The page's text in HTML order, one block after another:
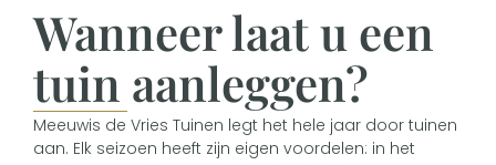
Wanneer laat u een
tuin aanleggen?
Meeuwis de Vries Tuinen legt het hele jaar door tuinen
aan. Elk seizoen heeft zijn eigen voordelen: in het